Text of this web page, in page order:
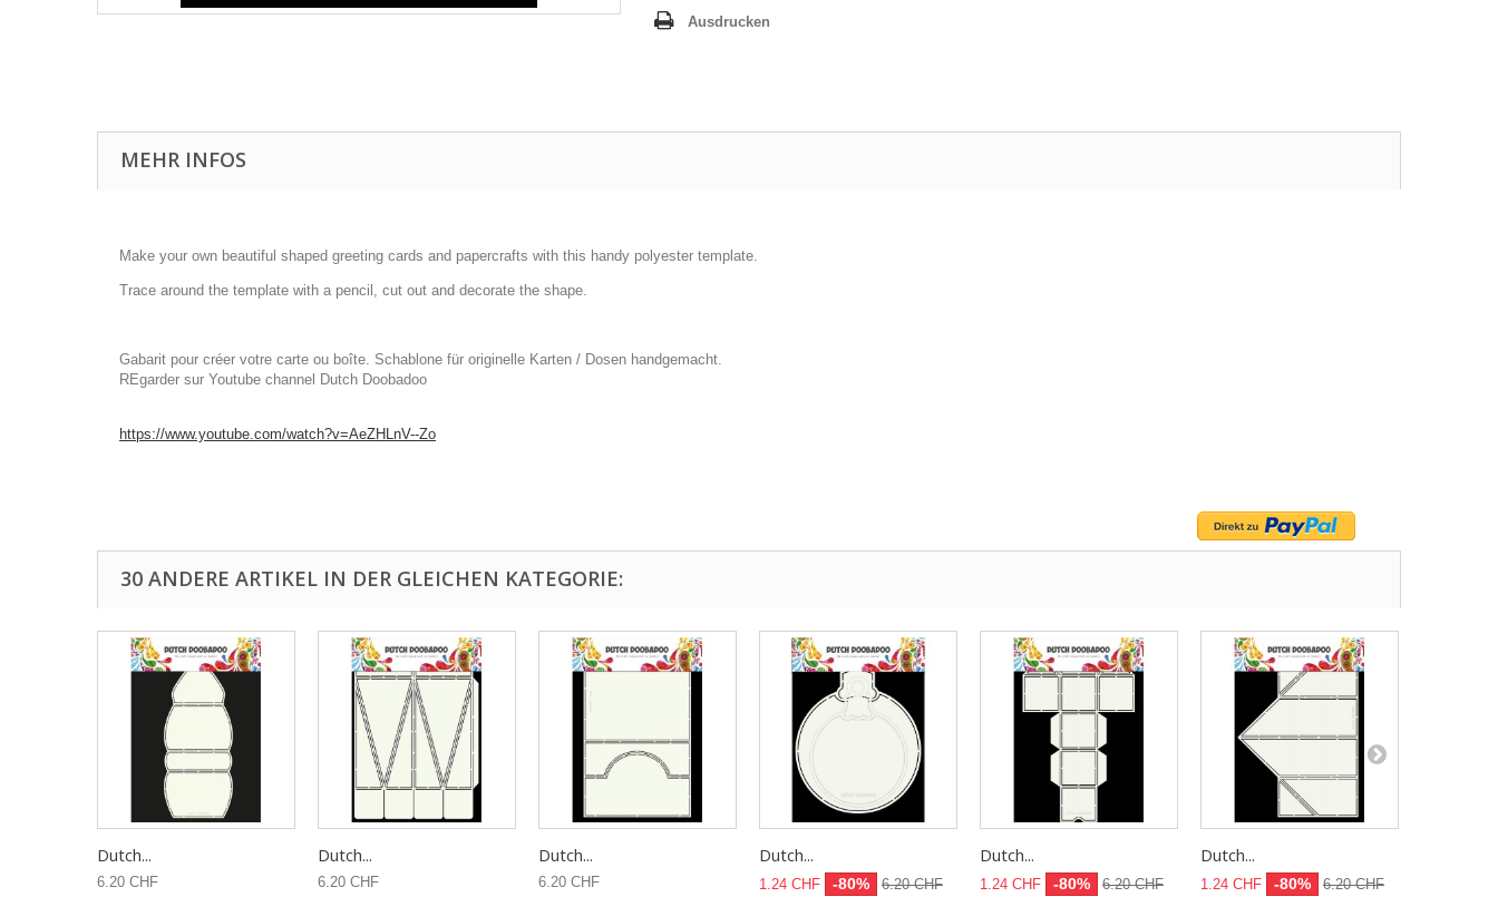
Ausdrucken
MEHR INFOS
Make your own beautiful shaped greeting cards and papercrafts with this handy polyester template.
Trace around the template with a pencil, cut out and decorate the shape.
Gabarit pour créer votre carte ou boîte. Schablone für originelle Karten / Dosen handgemacht.
REgarder sur Youtube channel Dutch Doobadoo
https://www.youtube.com/watch?v=AeZHLnV--Zo
30 ANDERE ARTIKEL IN DER GLEICHEN KATEGORIE:
Dutch...
6.20 CHF
Dutch...
6.20 CHF
Dutch...
6.20 CHF
Dutch...
1.24 CHF -80% 6.20 CHF
Dutch...
1.24 CHF -80% 6.20 CHF
Dutch...
1.24 CHF -80% 6.20 CHF